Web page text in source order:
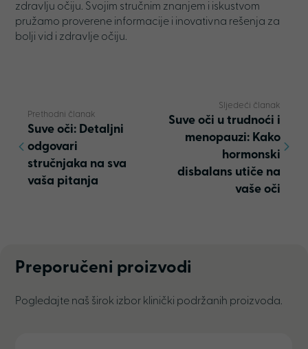
zdravlju očiju. Svojim stručnim znanjem i iskustvom
pružamo proverene informacije i inovativna rešenja za
bolji vid i zdravlje očiju.
Prethodni članak
Suve oči: Detaljni
odgovari
stručnjaka na sva
vaša pitanja
Sljedeći članak
Suve oči u trudnoći i
menopauzi: Kako
hormonski
disbalans utiče na
vaše oči
Preporučeni proizvodi
Pogledajte naš širok izbor klinički podržanih proizvoda.